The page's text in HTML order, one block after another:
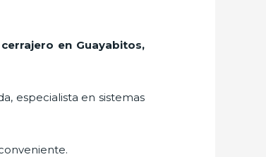
cerrajero en Guayabitos,
especialista en sistemas